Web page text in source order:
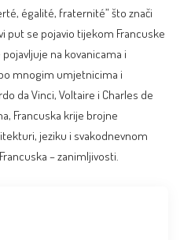
égalité, fraternité” što znači
put se pojavio tijekom Francuske
na kovanicama i
mnogim umjetnicima i
da Vinci, Voltaire i Charles de
Francuska krije brojne
jeziku i svakodnevnom
– zanimljivosti.